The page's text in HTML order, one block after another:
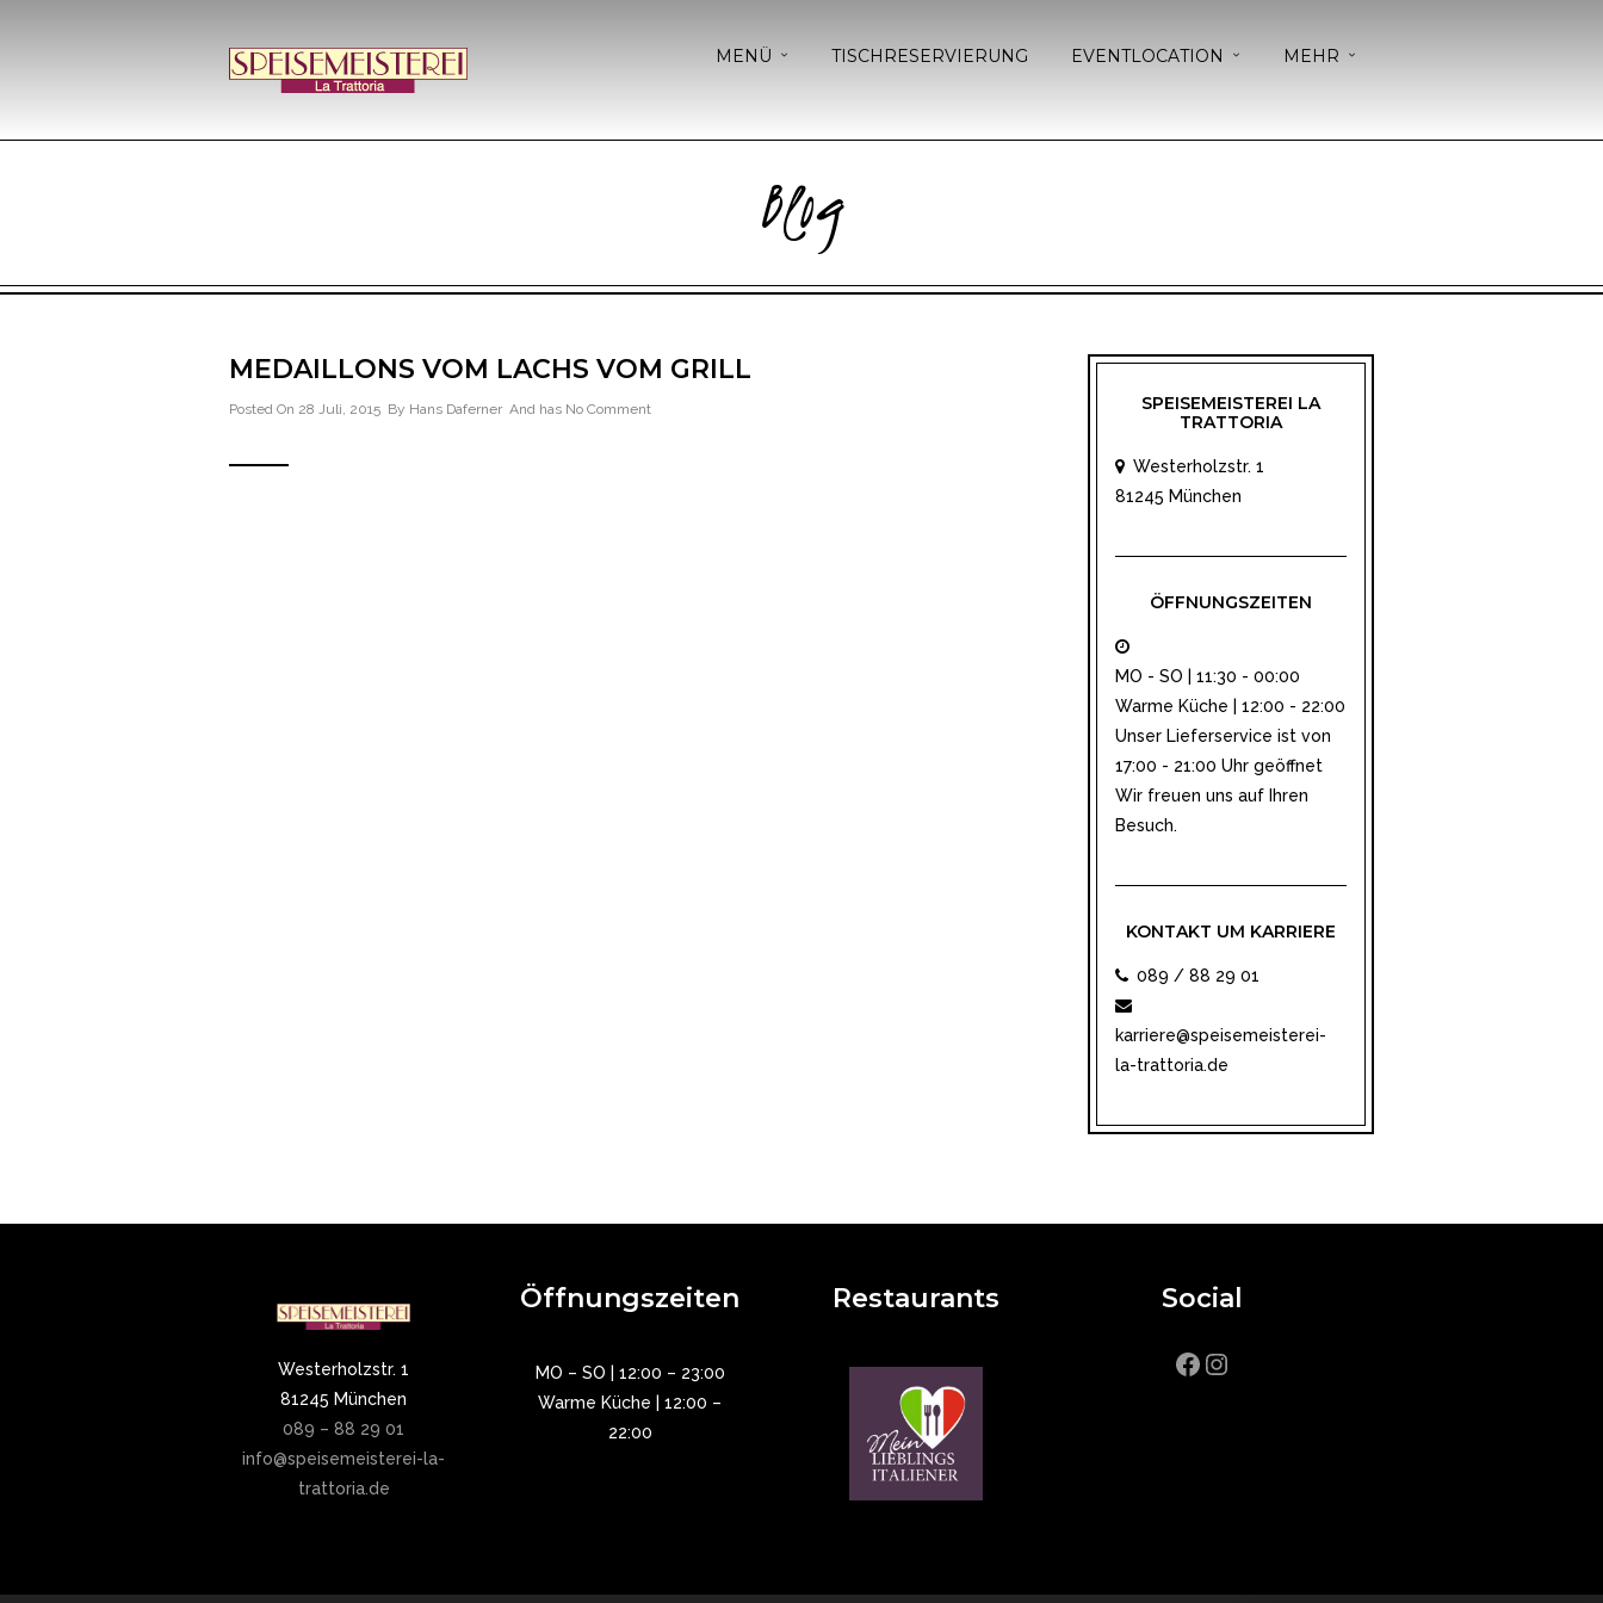
MENÜ TISCHRESERVIERUNG EVENTLOCATION MEHR
Blog
MEDAILLONS VOM LACHS VOM GRILL
Posted On 28 Juli, 2015 By Hans Daferner And has No Comment
SPEISEMEISTEREI LA
TRATTORIA
Westerholzstr. 1
81245 München
ÖFFNUNGSZEITEN
MO - SO | 11:30 - 00:00
Warme Küche | 12:00 - 22:00
Unser Lieferservice ist von
17:00 - 21:00 Uhr geöffnet
Wir freuen uns auf Ihren
Besuch.
KONTAKT UM KARRIERE
089 / 88 29 01
karriere@speisemeisterei-
la-trattoria.de
Westerholzstr. 1
81245 München
089 – 88 29 01
info@speisemeisterei-la-
trattoria.de
Öffnungszeiten
MO – SO | 12:00 – 23:00
Warme Küche | 12:00 –
22:00
Restaurants Social
Facebook
Instagram